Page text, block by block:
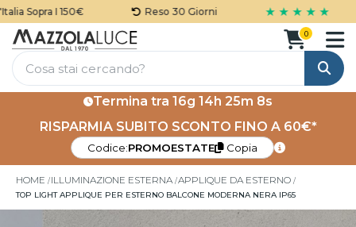
Sopra I 150€ Reso 30 Giorni ★ ★ ★ ★ ★
Cerca
0
Termina tra16g 14h 25m 7s
RISPARMIA SUBITO SCONTO FINO A 60€*
Codice:PROMOESTATE Copia
HOME ILLUMINAZIONE ESTERNA APPLIQUE DA ESTERNO
TOP LIGHT APPLIQUE PER ESTERNO BALCONE MODERNA NERA IP65